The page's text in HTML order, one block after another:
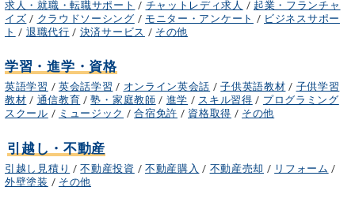
求人・就職・転職サポート / チャットレディ求人 / 起業・フランチャ
イズ / クラウドソーシング / モニター・アンケート / ビジネスサポー
ト / 退職代行 / 決済サービス / その他
学習・進学・資格
英語学習 / 英会話学習 / オンライン英会話 /子供英語教材 / 子供学習
教材 / 通信教育 /塾・家庭教師 / 進学 / スキル習得 / プログラミング
スクール / ミュージック /合宿免許 / 資格取得 / その他
引越し・不動産
引越し見積り /不動産投資 / 不動産購入 / 不動産売却 / リフォーム /
外壁塗装 / その他